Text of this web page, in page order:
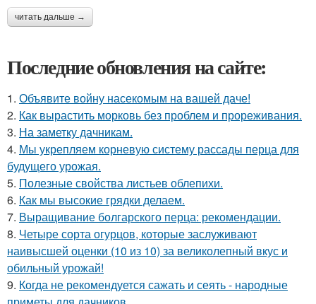
читать дальше →
Последние обновления на сайте:
1. Объявите войну насекомым на вашей даче!
2. Как вырастить морковь без проблем и прореживания.
3. На заметку дачникам.
4. Мы укрепляем корневую систему рассады перца для
будущего урожая.
5. Полезные свойства листьев облепихи.
6. Как мы высокие грядки делаем.
7. Выращивание болгарского перца: рекомендации.
8. Четыре сорта огурцов, которые заслуживают
наивысшей оценки (10 из 10) за великолепный вкус и
обильный урожай!
9. Когда не рекомендуется сажать и сеять - народные